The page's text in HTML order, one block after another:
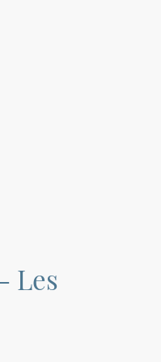
Les